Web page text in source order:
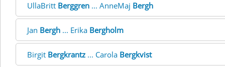
UllaBritt Berggren ... AnneMaj Bergh
Jan Bergh ... Erika Bergholm
Birgit Bergkrantz ... Carola Bergkvist